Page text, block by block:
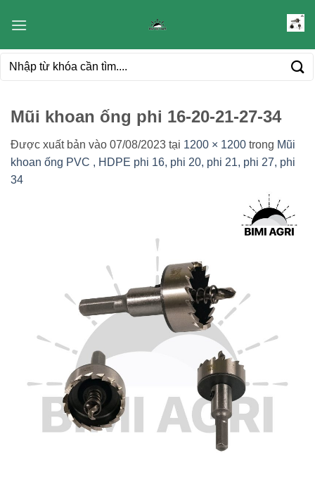
qua
dung
Tìm
Mũi khoan ống phi 16-20-21-27-34
Được xuất bản vào 07/08/2023 tại 1200 × 1200 trong Mũi
khoan ống PVC , HDPE phi 16, phi 20, phi 21, phi 27, phi
34